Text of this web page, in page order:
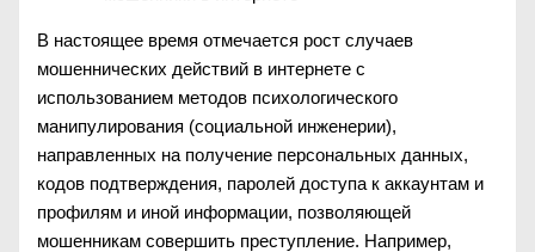
В настоящее время отмечается рост случаев
мошеннических действий в интернете с
использованием методов психологического
манипулирования (социальной инженерии),
направленных на получение персональных данных,
кодов подтверждения, паролей доступа к аккаунтам и
профилям и иной информации, позволяющей
мошенникам совершить преступление. Например,